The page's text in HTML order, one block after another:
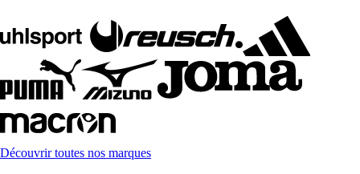
Découvrir toutes nos marques